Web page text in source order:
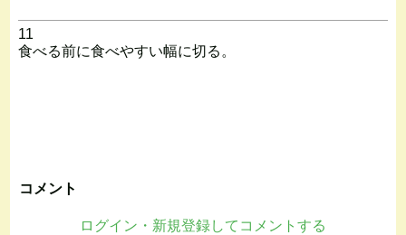
11
食べる前に食べやすい幅に切る。
コメント
ログイン・新規登録してコメントする